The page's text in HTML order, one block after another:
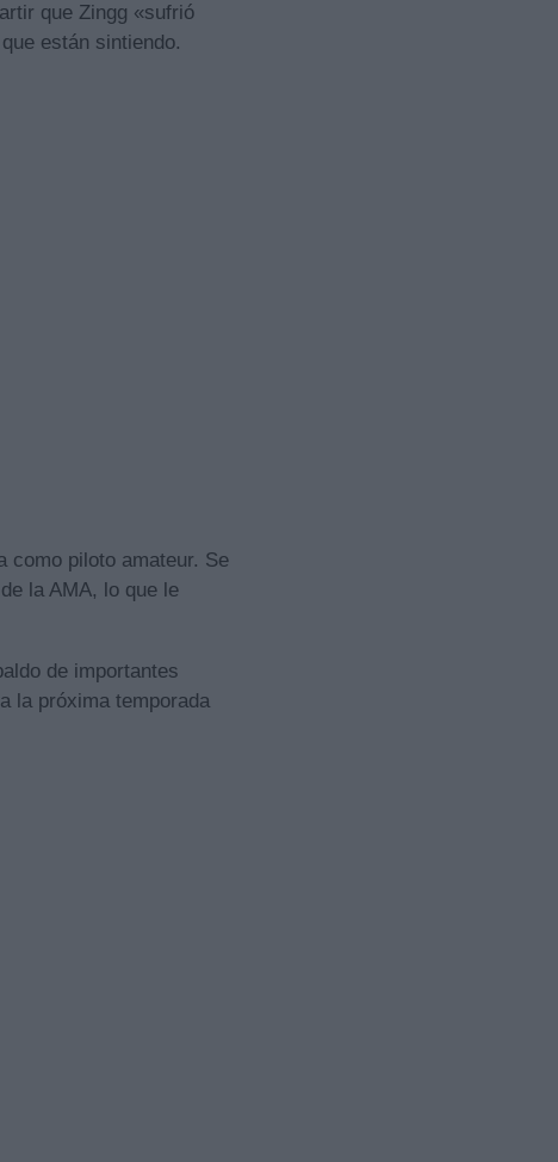
que Zingg «sufrió
están sintiendo.
como piloto amateur. Se
la AMA, lo que le
de importantes
la próxima temporada